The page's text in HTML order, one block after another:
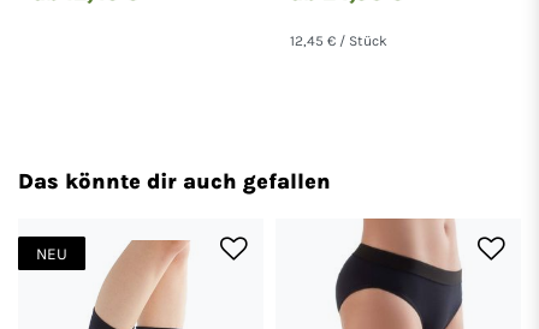
12,45 € / Stück
Das könnte dir auch gefallen
NEU